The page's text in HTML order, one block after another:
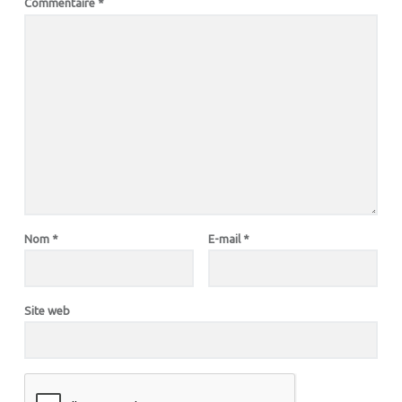
Commentaire *
Nom * E-mail *
Site web